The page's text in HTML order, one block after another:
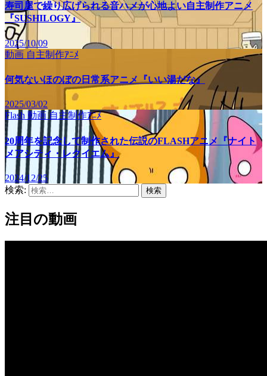
寿司屋で繰り広げられる音ハメが心地よい自主制作アニメ
『SUSHILOGY』
2025/10/09
動画 自主制作ｱﾆﾒ
何気ないほのぼの日常系アニメ『いい湯だな』
2025/03/02
Flash 動画自主制作ｱﾆﾒ
20周年を記念して制作された伝説のFLASHアニメ『ナイト
メアシティ・レクイエム』
2024/12/25
検索:
注目の動画